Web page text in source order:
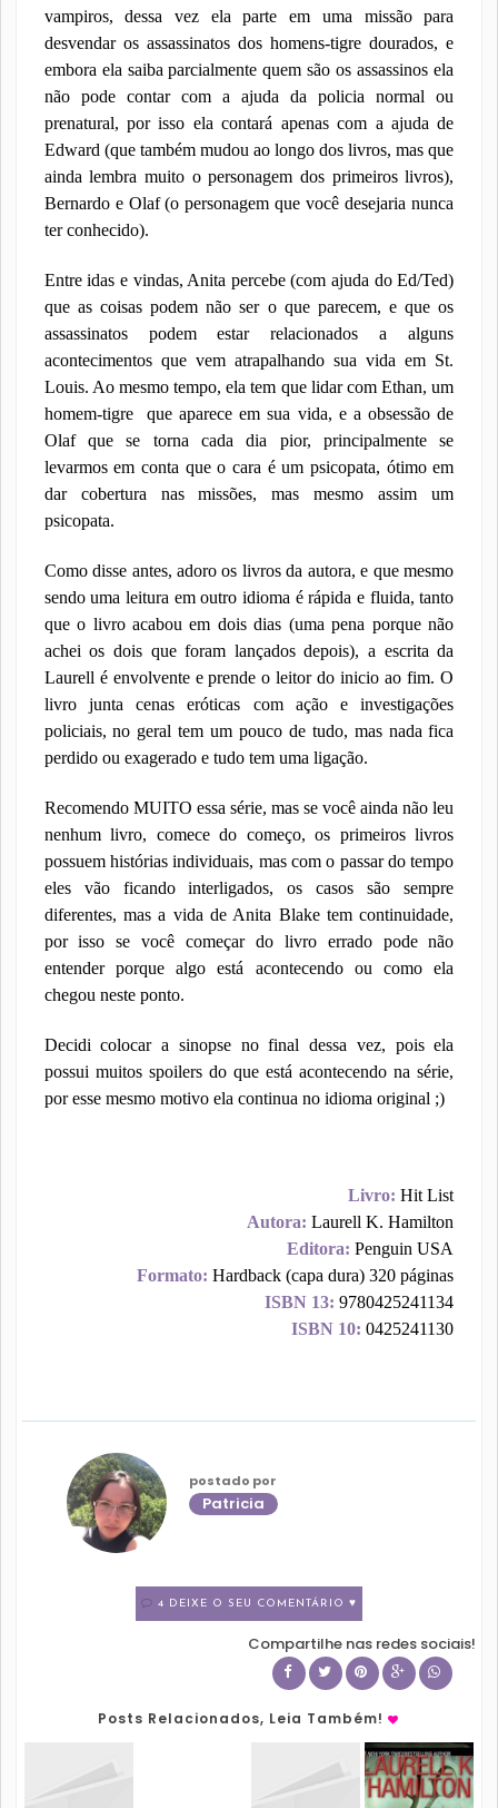
vampiros, dessa vez ela parte em uma missão para
desvendar os assassinatos dos homens-tigre dourados, e
embora ela saiba parcialmente quem são os assassinos ela
não pode contar com a ajuda da policia normal ou
prenatural, por isso ela contará apenas com a ajuda de
Edward (que também mudou ao longo dos livros, mas que
ainda lembra muito o personagem dos primeiros livros),
Bernardo e Olaf (o personagem que você desejaria nunca
ter conhecido).
Entre idas e vindas, Anita percebe (com ajuda do Ed/Ted)
que as coisas podem não ser o que parecem, e que os
assassinatos podem estar relacionados a alguns
acontecimentos que vem atrapalhando sua vida em St.
Louis. Ao mesmo tempo, ela tem que lidar com Ethan, um
homem-tigre
que aparece em sua vida, e a obsessão de
Olaf que se torna cada dia pior, principalmente se
levarmos em conta que o cara é um psicopata, ótimo em
dar cobertura nas missões, mas mesmo assim um
psicopata.
Como disse antes, adoro os livros da autora, e que mesmo
sendo uma leitura em outro idioma é rápida e fluida, tanto
que o livro acabou em dois dias (uma pena porque não
achei os dois que foram lançados depois), a escrita da
Laurell é envolvente e prende o leitor do inicio ao fim. O
livro junta cenas eróticas com ação e investigações
policiais, no geral tem um pouco de tudo, mas nada fica
perdido ou exagerado e tudo tem uma ligação.
Recomendo MUITO essa série, mas se você ainda não leu
nenhum livro, comece do começo, os primeiros livros
possuem histórias individuais, mas com o passar do tempo
eles vão ficando interligados, os casos são sempre
diferentes, mas a vida de Anita Blake tem continuidade,
por isso se você começar do livro errado pode não
entender porque algo está acontecendo ou como ela
chegou neste ponto.
Decidi colocar a sinopse no final dessa vez, pois ela
possui muitos spoilers do que está acontecendo na série,
por esse mesmo motivo ela continua no idioma original ;)
Livro: Hit List
Autora: Laurell K. Hamilton
Editora: Penguin USA
Formato: Hardback (capa dura) 320 páginas
ISBN 13: 9780425241134
ISBN 10: 0425241130
postado por
Patricia
4 DEIXE O SEU COMENTÁRIO ♥
Compartilhe nas redes sociais!
Posts Relacionados, Leia Também!